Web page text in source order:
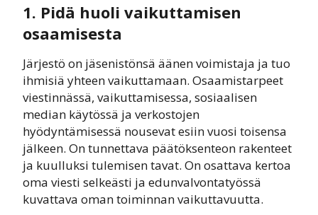
1. Pidä huoli vaikuttamisen
osaamisesta
Järjestö on jäsenistönsä äänen voimistaja ja tuo
ihmisiä yhteen vaikuttamaan. Osaamistarpeet
viestinnässä, vaikuttamisessa, sosiaalisen
median käytössä ja verkostojen
hyödyntämisessä nousevat esiin vuosi toisensa
jälkeen. On tunnettava päätöksenteon rakenteet
ja kuulluksi tulemisen tavat. On osattava kertoa
oma viesti selkeästi ja edunvalvontatyössä
kuvattava oman toiminnan vaikuttavuutta.